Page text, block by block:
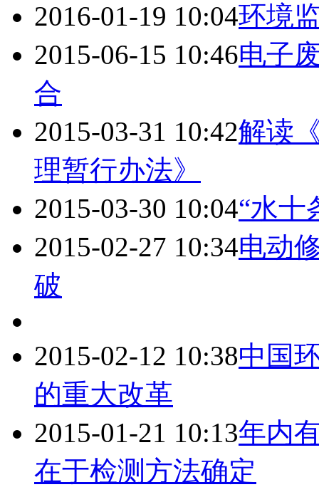
2016-01-19 10:04环境
2015-06-15 10:46电子
合
2015-03-31 10:42解读
理暂行办法》
2015-03-30 10:04“水十
2015-02-27 10:34电动
破
2015-02-12 10:38中国
的重大改革
2015-01-21 10:13年内
在于检测方法确定